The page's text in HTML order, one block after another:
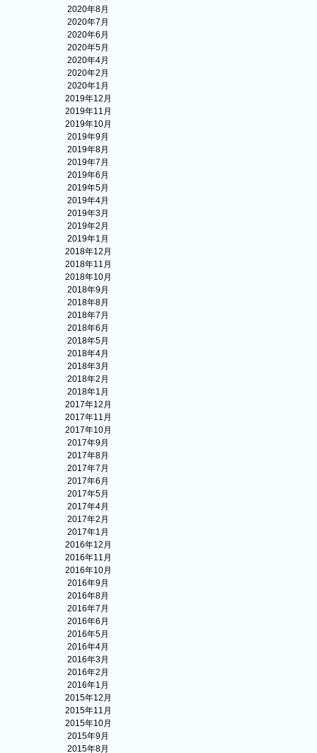
2020年8月
2020年7月
2020年6月
2020年5月
2020年4月
2020年2月
2020年1月
2019年12月
2019年11月
2019年10月
2019年9月
2019年8月
2019年7月
2019年6月
2019年5月
2019年4月
2019年3月
2019年2月
2019年1月
2018年12月
2018年11月
2018年10月
2018年9月
2018年8月
2018年7月
2018年6月
2018年5月
2018年4月
2018年3月
2018年2月
2018年1月
2017年12月
2017年11月
2017年10月
2017年9月
2017年8月
2017年7月
2017年6月
2017年5月
2017年4月
2017年2月
2017年1月
2016年12月
2016年11月
2016年10月
2016年9月
2016年8月
2016年7月
2016年6月
2016年5月
2016年4月
2016年3月
2016年2月
2016年1月
2015年12月
2015年11月
2015年10月
2015年9月
2015年8月